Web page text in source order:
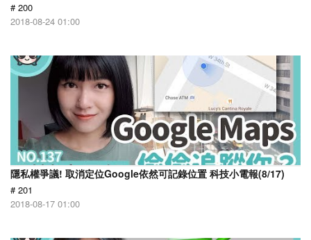
# 200
2018-08-24 01:00
隱私權爭議! 取消定位Google依然可記錄位置 科技小電報(8/17)
# 201
2018-08-17 01:00